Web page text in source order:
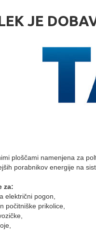
JE
ploščami namenjena za
porabnikov energije na
za:
električni pogon,
počitniške prikolice,